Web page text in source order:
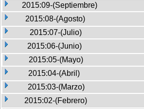
2015:09-(Septiembre)
2015:08-(Agosto)
2015:07-(Julio)
2015:06-(Junio)
2015:05-(Mayo)
2015:04-(Abril)
2015:03-(Marzo)
2015:02-(Febrero)